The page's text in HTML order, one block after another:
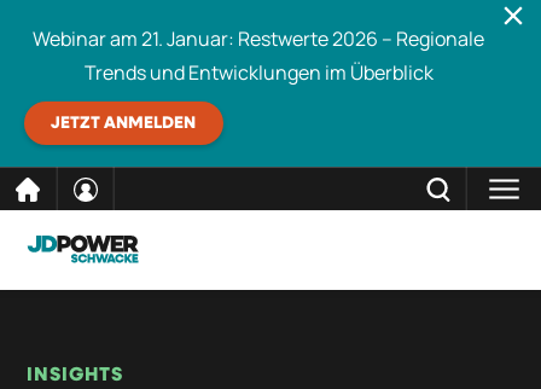
Inhalt
Webinar am 21. Januar: Restwerte 2026 – Regionale
Trends und Entwicklungen im Überblick
JETZT ANMELDEN
INSIGHTS